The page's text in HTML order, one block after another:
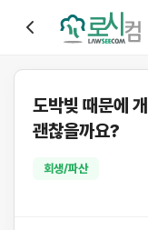
도박빚 때문에
괜찮을까요?
회생/파산